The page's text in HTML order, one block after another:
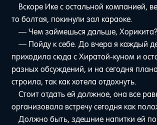
Вскоре Ике с остальной компанией,
то болтая, покинули зал караоке.
— Чем займешься дальше, Хорикита?
— Пойду к себе. До вчера я каждый
приходила сюда с Хиратой-куном и
разных обсуждений, и на сегодня
строила, так как хотела отдохнуть.
Стоит отдать ей должное, она все
организовала встречу сегодня как
Должно быть, здешние напитки ей